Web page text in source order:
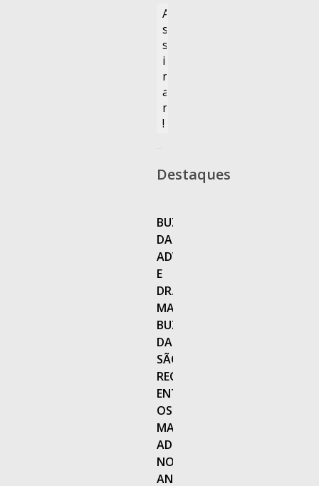
Destaques
BUZAGLO
DANTAS
ADVOGADOS
E
DR.
MARCELO
BUZAGLO
DANTAS
SÃO
RECONHECIDOS
ENTRE
OS
MAIS
ADMIRADOS
NO
ANÁLISE